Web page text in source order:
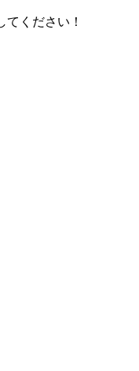
ください！